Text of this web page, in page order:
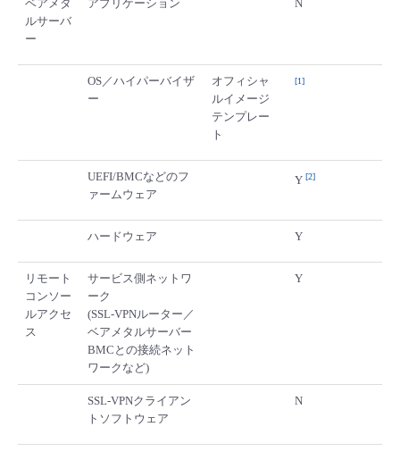
すべてのメニューを見る
サポート
すべてのメニューを見る
- 登録情報の管理
■ 基本構築ガイド
- Flexible InterConnect
- Flexible Remote Access
- vUTM2
- マルチクラウド利用
- リモートワーク
定期メンテナンス
協業パートナー
脱炭素化
ベアメタ
ルサーバ
ー
アプリケーション N
OS／ハイパーバイザ
ー
オフィシャ
ルイメージ
テンプレー
ト
1
UEFI/BMCなどのフ
ァームウェア
Y 2
ハードウェア Y
リモート
コンソー
ルアクセ
ス
サービス側ネットワ
ーク
(SSL-VPNルーター／
ベアメタルサーバー
BMCとの接続ネット
ワークなど)
Y
SSL-VPNクライアン
トソフトウェア
N